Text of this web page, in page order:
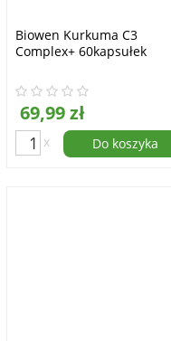
Biowen Kurkuma C3
Complex+ 60kapsułek
69,99 zł
x Do koszyka